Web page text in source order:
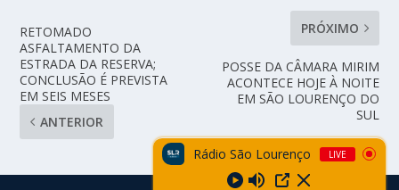
RETOMADO
ASFALTAMENTO DA
ESTRADA DA RESERVA;
CONCLUSÃO É PREVISTA
EM SEIS MESES
ANTERIOR
PRÓXIMO
POSSE DA CÂMARA MIRIM
ACONTECE HOJE À NOITE
EM SÃO LOURENÇO DO
SUL
Rádio São Lourenço LIVE